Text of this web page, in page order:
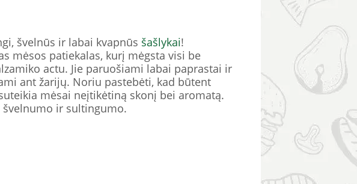
švelnūs ir labai kvapnūs šašlykai!
mėsos patiekalas, kurį mėgsta visi be
actu. Jie paruošiami labai paprastai ir
ant žarijų. Noriu pastebėti, kad būtent
mėsai neįtikėtiną skonį bei aromatą.
švelnumo ir sultingumo.